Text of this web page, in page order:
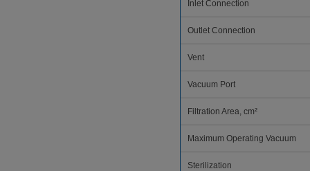
Inlet Connection
Outlet Connection
Vent
Vacuum Port
Filtration Area, cm²
Maximum Operating Vacuum
Sterilization